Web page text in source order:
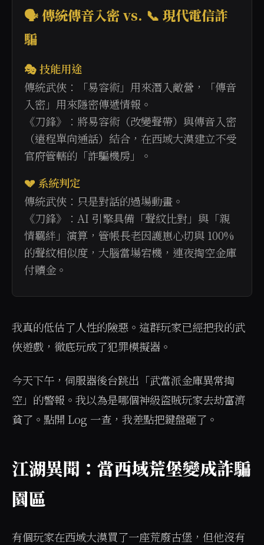
🗣️ 傳統傳音入密 vs. 📞 現代電信詐
騙
🎭 技能用途
傳統武俠：「易容術」用來潛入敵營，「傳音
入密」用來隱密傳遞情報。
《刀鋒》：將易容術（改變聲帶）與傳音入密
（遠程單向通話）結合，在西域大漠建立不受
官府管轄的「詐騙機房」。
💔 系統判定
傳統武俠：只是對話的過場動畫。
《刀鋒》：AI 引擎具備「聲紋比對」與「親
情羈絆」演算，管帳長老因護崽心切與 100%
的聲紋相似度，大腦當場宕機，連夜掏空金庫
付贖金。
我真的低估了人性的險惡。這群玩家已經把我的武
俠遊戲，徹底玩成了犯罪模擬器。
今天下午，伺服器後台跳出「武當派金庫異常掏
空」的警報。我以為是哪個神級盜賊玩家去劫富濟
貧了。點開 Log 一查，我差點把鍵盤砸了。
江湖異聞：當西域荒堡變成詐騙
園區
有個玩家在西域大漠買了一座荒廢古堡，但他沒有